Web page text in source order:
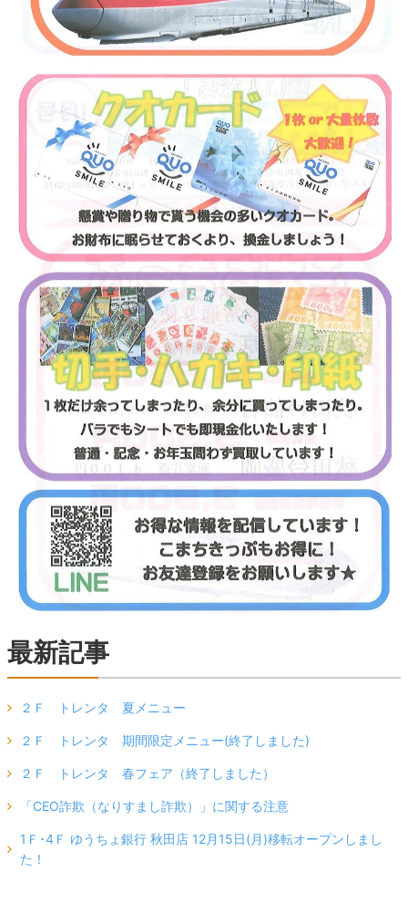
最新記事
２Ｆ トレンタ 夏メニュー
２Ｆ トレンタ 期間限定メニュー(終了しました)
２Ｆ トレンタ 春フェア（終了しました）
「CEO詐欺（なりすまし詐欺）」に関する注意
1Ｆ･4Ｆ ゆうちょ銀行 秋田店 12月15日(月)移転オープンしまし
た！